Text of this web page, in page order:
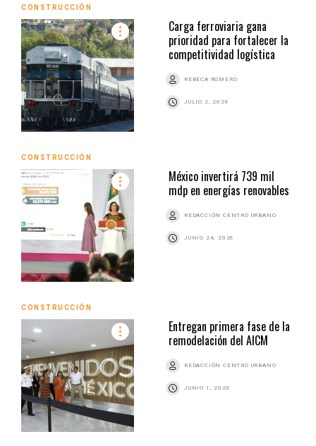
CONSTRUCCIÓN
Carga ferroviaria gana
prioridad para fortalecer la
competitividad logística
REBECA ROMERO
JULIO 2, 2026
CONSTRUCCIÓN
México invertirá 739 mil
mdp en energías renovables
REDACCIÓN CENTRO URBANO
JUNIO 24, 2026
CONSTRUCCIÓN
Entregan primera fase de la
remodelación del AICM
REDACCIÓN CENTRO URBANO
JUNIO 1, 2026